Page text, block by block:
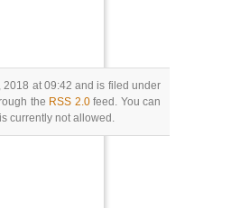
at 09:42 and is filed under
the RSS 2.0feed. You can
currently not allowed.